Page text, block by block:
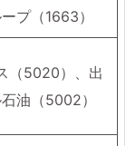
プ（1663）
（5020）、出
油（5002）